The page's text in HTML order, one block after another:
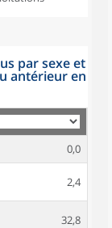
par sexe et
antérieur en
0,0
2,4
32,8